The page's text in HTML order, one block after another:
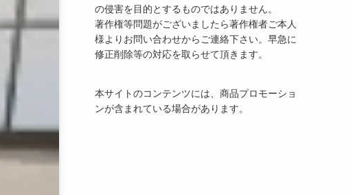
の侵害を目的とするものではありません。
著作権等問題がございましたら著作権者ご本人
様よりお問い合わせからご連絡下さい。早急に
修正削除等の対応を取らせて頂きます。
本サイトのコンテンツには、商品プロモーショ
ンが含まれている場合があります。